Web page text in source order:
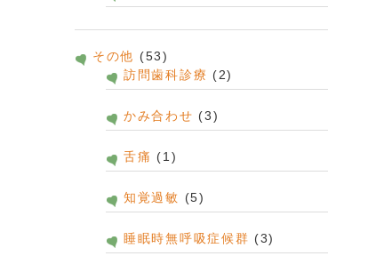
その他 (53)
訪問歯科診療 (2)
かみ合わせ (3)
舌痛 (1)
知覚過敏 (5)
睡眠時無呼吸症候群 (3)